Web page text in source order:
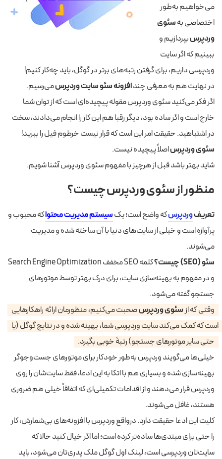
می‌خواهیم به‌طور
اختصاصی بهسئوی
وردپرسبپردازیم و
ببینیم که اگر سایت
وردپرسی داریم، برای گرفتن رتبه‌های برتر در گوگل، باید چه‌کار کنیم!
در نهایت هم به معرفی چندافزونه سئو سایت وردپرسمی‌رسیم.
اگر فکر می‌کنید سئوی وردپرس مقوله پیچیده‌ای است که از توان شما
خارج است و اگر ساده بود، دیگر رقبا هم این کار را انجام می‌دادند، سخت
در اشتباهید. حقیقت امر این است که قرار نیست خرطوم فیل را ببرید!
سئوی وردپرساصلاً پیچیده نیست.
شاید بهتر باشد قبل از هرچیز با مفهوم سئوی وردپرس آشنا شویم.
منظور از سئوی وردپرس چیست؟
تعریفوردپرسکه واضح است؛ یکسیستم مدیریت محتواکه محبوب و
پرآوازه است و خیلی از سایت‌های دنیا با آن ساخته شده و مدیریت
می‌شوند.
سئو (SEO) چیست؟
کلمه SEO مخفف Search Engine Optimization
و در مفهوم به بهینه‌سازی سایت، برای درک بهتر توسط موتورهای
جستجو گفته می‌شود.
وقتی که ازسئوی وردپرسصحبت می‌کنیم، منظورمان ارائه راهکارهایی
است که کمک می‌کند سایت وردپرسی شما، بهینه شده و در نتایج گوگل (یا
حتی سایر موتورهای جستجو) رتبۀ خوبی بگیرد.
خیلی‌ها می‌گویند وردپرس به‌طور خودکار برای موتورهای جست‌و‌جوگر
بهینه‌سازی شده و بسیاری هم با اتکا به این ادعا، فقط سایت‌شان را روی
وردپرس قرار می‌دهند و از اقدامات تکمیلی‌ای که اتفاقاً خیلی هم ضروری
هستند، غافل می‌شوند.
کلیت این ادعا حقیقت دارد. درواقع وردپرس با افزونه‌های بی‌شمارش، کار
را حتی برای مبتدی‌ها ساده‌تر کرده است؛ اما اگر خیال کنید حالا که
سایت‌تان وردپرسی است، لینک اول گوگل ملک پدری‌تان می‌شود، باید